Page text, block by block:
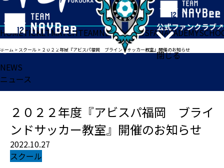
閉じる
HOMETICKETMATCHTEAMNEWSGOODSFANACADEMY
ホーム > スクール > ２０２２年度『アビスパ福岡 ブラインドサッカー教室』開催のお知らせ
NEWS
ニュース
２０２２年度『アビスパ福岡 ブライ
ンドサッカー教室』開催のお知らせ
2022.10.27
スクール